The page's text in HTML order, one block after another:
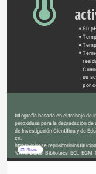
Su
su
por
Infografía basada en el trabajo de
peroxidasa para la degradación de
de Investigación Científica y de
en:
https://
Share